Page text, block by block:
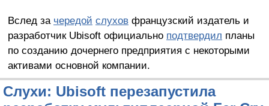
Вслед за чередой слуховфранцузский издатель и
разработчик Ubisoft официально подтвердил планы
по созданию дочернего предприятия с некоторыми
активами основной компании.
Слухи: Ubisoft перезапустила